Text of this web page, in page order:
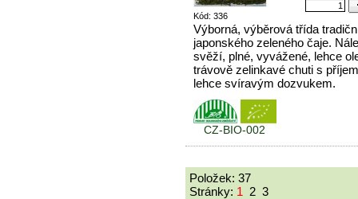
Kód: 336
Výborná, výběrová třída
japonského zeleného čaje.
svěží, plné, vyvážené, lehce
trávově zelinkavé chuti s
lehce svíravým dozvukem.
CZ-BIO-002
Položek: 37
Stránky: 1 2 3